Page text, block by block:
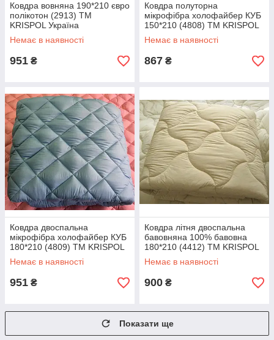
Ковдра вовняна 190*210 євро
полікотон (2913) TM
KRISPOL Україна
Немає в наявності
951 ₴
Ковдра полуторна
мікрофібра холофайбер КУБ
150*210 (4808) TM KRISPOL
Україна
Немає в наявності
867 ₴
Ковдра двоспальна
мікрофібра холофайбер КУБ
180*210 (4809) TM KRISPOL
Україна
Немає в наявності
951 ₴
Ковдра літня двоспальна
бавовняна 100% бавовна
180*210 (4412) TM KRISPOL
Україна
Немає в наявності
900 ₴
Показати ще